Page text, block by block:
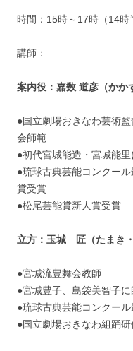
時間：15時～17時（14時
講師：
案内役：嘉数 道彦（かか
●国立劇場おきなわ芸術
会師範
●初代宮城能造・宮城能
●琉球古典芸能コンクー
賞受賞
●松尾芸能賞新人賞受賞
立方：玉城 匠（たまき・
●宮城流豊舞会教師
●宮城豊子、島袋美智子
●琉球古典芸能コンクー
●国立劇場おきなわ組踊